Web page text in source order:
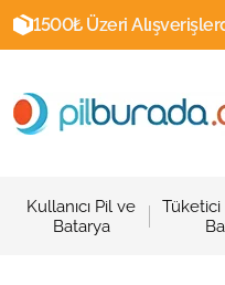
1500₺ Üzeri
Kullanıcı Pil ve
Batarya